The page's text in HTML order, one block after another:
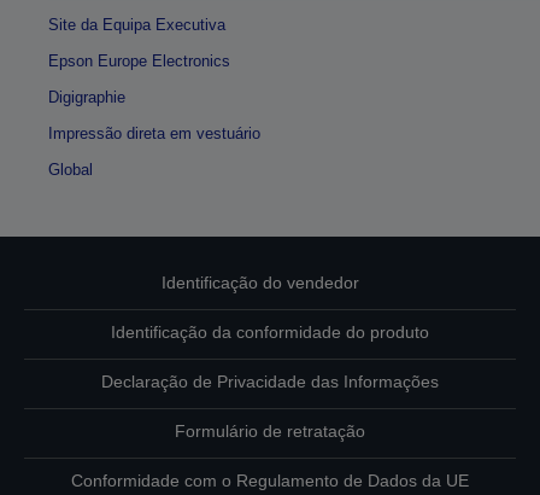
Site da Equipa Executiva
Epson Europe Electronics
Digigraphie
Impressão direta em vestuário
Global
Identificação do vendedor
Identificação da conformidade do produto
Declaração de Privacidade das Informações
Formulário de retratação
Conformidade com o Regulamento de Dados da UE